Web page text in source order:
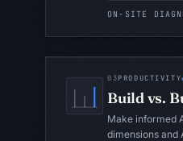
ON-SITE
03PRODUCTIVITY
Build vs.
Make informed
dimensions and